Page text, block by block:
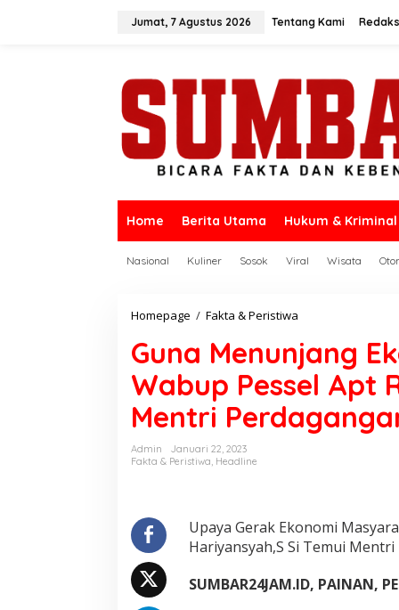
Jumat, 7 Agustus 2026 Tentang Kami
Home Berita Utama Hukum & Kriminal
Nasional Kuliner Sosok Viral Wisata
Homepage / Fakta & Peristiwa
n
a
M
e
n
u
E
k
o
Guna Menunjang
Wabup Pessel Apt
Mentri
Admin
Januari 22, 2023
Fakta & Peristiwa Headline
Upaya Gerak Ekonomi
Hariyansyah,S Si Temui
SUMBAR24JAM.ID, PAINAN,